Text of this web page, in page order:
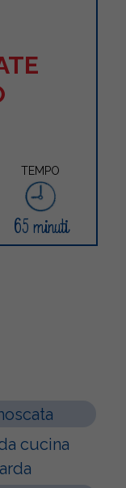
TEMPO
65 minuti
cucina